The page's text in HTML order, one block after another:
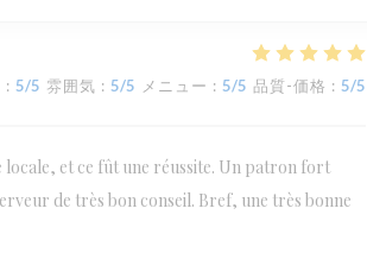
: 5/5 雰囲気 : 5/5 メニュー : 5/5 品質-価格 : 5/5
et ce fût une réussite. Un patron fort
de très bon conseil. Bref, une très bonne